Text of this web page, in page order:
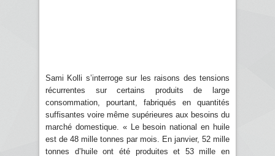
Sami Kolli s’interroge sur les raisons des tensions
récurrentes sur certains produits de large
consommation, pourtant, fabriqués en quantités
suffisantes voire même supérieures aux besoins du
marché domestique. « Le besoin national en huile
est de 48 mille tonnes par mois. En janvier, 52 mille
tonnes d’huile ont été produites et 53 mille en